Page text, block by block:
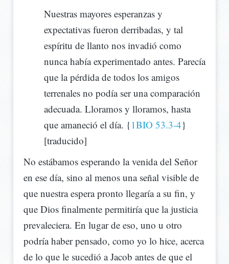
Nuestras mayores esperanzas y
expectativas fueron derribadas, y tal
espíritu de llanto nos invadió como
nunca había experimentado antes. Parecía
que la pérdida de todos los amigos
terrenales no podía ser una comparación
adecuada. Lloramos y lloramos, hasta
que amaneció el día. {1BIO 53.3-4}
[traducido]
No estábamos esperando la venida del Señor
en ese día, sino al menos una señal visible de
que nuestra espera pronto llegaría a su fin, y
que Dios finalmente permitiría que la justicia
prevaleciera. En lugar de eso, uno u otro
podría haber pensado, como yo lo hice, acerca
de lo que le sucedió a Jacob antes de que el